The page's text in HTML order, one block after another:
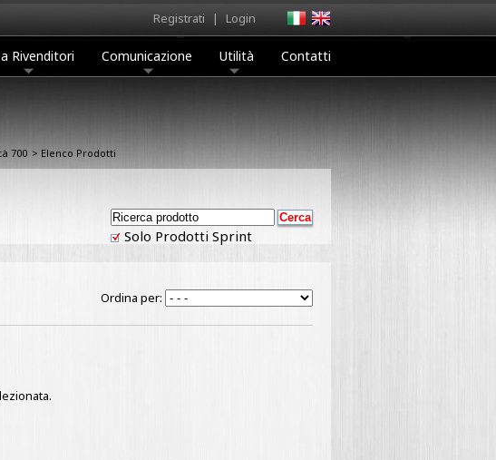
Registrati | Login
Rivenditori Comunicazione Utilità Contatti
700 > Elenco Prodotti
Solo Prodotti Sprint
Ordina per: